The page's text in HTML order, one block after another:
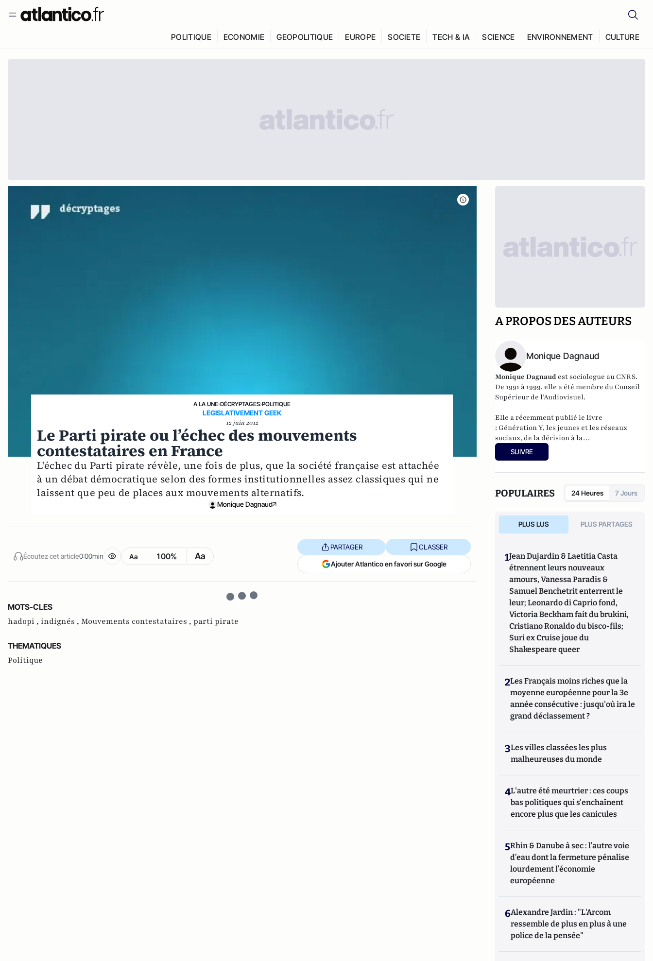
POLITIQUE ECONOMIE GEOPOLITIQUE EUROPE SOCIETE TECH & IA SCIENCE ENVIRONNEMENT CULTURE
A LA UNE›DÉCRYPTAGES›POLITIQUE
LEGISLATIVEMENT GEEK
12 juin 2012
Le Parti pirate ou l’échec des mouvements
contestataires en France
L'échec du Parti pirate révèle, une fois de plus, que la société française est attachée
à un débat démocratique selon des formes institutionnelles assez classiques qui ne
laissent que peu de places aux mouvements alternatifs.
Monique Dagnaud
Écoutez cet article0:00min Aa 100% Aa
PARTAGER CLASSER
Ajouter Atlantico en favori sur Google
MOTS-CLES
hadopi , indignés , Mouvements contestataires , parti pirate
THEMATIQUES
Politique
A PROPOS DES AUTEURS
Monique Dagnaud
Monique Dagnaud est sociologue au CNRS.
De 1991 à 1999, elle a été membre du Conseil
Supérieur de l’Audiovisuel.
Elle a récemment publié le livre
: Génération Y, les jeunes et les réseaux
sociaux, de la dérision à la
subversion(Presses-de Sciences-PO, 2011).
SUIVRE
POPULAIRES 24 Heures 7 Jours
PLUS LUS PLUS PARTAGES
1Jean Dujardin & Laetitia Casta
étrennent leurs nouveaux
amours, Vanessa Paradis &
Samuel Benchetrit enterrent le
leur; Leonardo di Caprio fond,
Victoria Beckham fait du brukini,
Cristiano Ronaldo du bisco-fils;
Suri ex Cruise joue du
Shakespeare queer
2Les Français moins riches que la
moyenne européenne pour la 3e
année consécutive : jusqu'où ira le
grand déclassement ?
3Les villes classées les plus
malheureuses du monde
4L'autre été meurtrier : ces coups
bas politiques qui s'enchaînent
encore plus que les canicules
5Rhin & Danube à sec : l’autre voie
d’eau dont la fermeture pénalise
lourdement l’économie
européenne
6Alexandre Jardin : "L'Arcom
ressemble de plus en plus à une
police de la pensée"